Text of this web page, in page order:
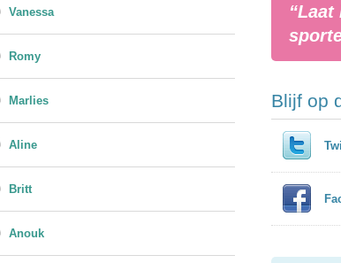
Vanessa
Romy
Marlies
Aline
Britt
Anouk
Blijf op